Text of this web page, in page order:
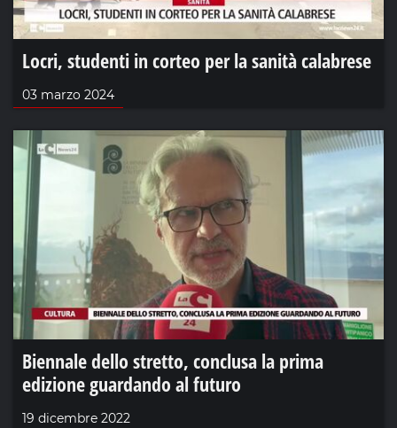
Locri, studenti in corteo per la sanità calabrese
03 marzo 2024
Biennale dello stretto, conclusa la prima
edizione guardando al futuro
19 dicembre 2022